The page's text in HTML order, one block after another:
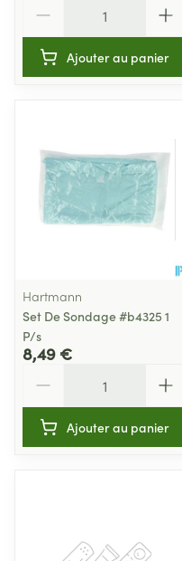
Ajouter au panier
Hartmann
Set De Sondage #b4325 1
P/s
8,49 €
Ajouter au panier